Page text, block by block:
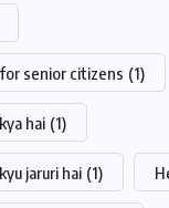
senior citizens (1)
hai (1)
jaruri hai (1)